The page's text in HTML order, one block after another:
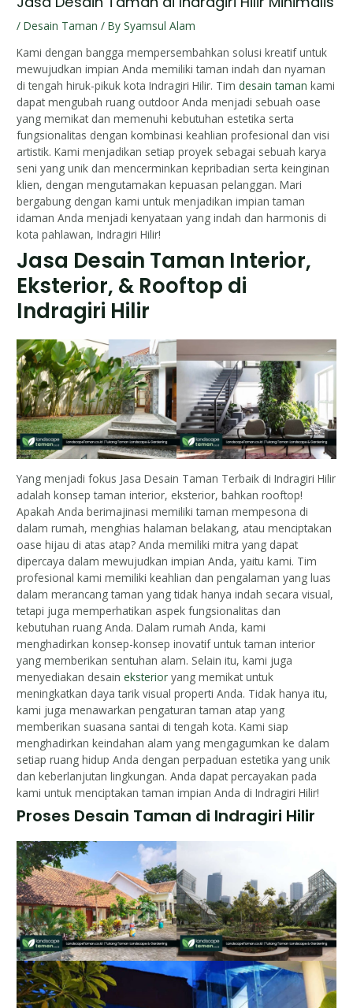
/Desain Taman / BySyamsul Alam
Kami dengan bangga mempersembahkan solusi kreatif untuk
mewujudkan impian Anda memiliki taman indah dan nyaman
di tengah hiruk-pikuk kota Indragiri Hilir. Tim desain taman kami
dapat mengubah ruang outdoor Anda menjadi sebuah oase
yang memikat dan memenuhi kebutuhan estetika serta
fungsionalitas dengan kombinasi keahlian profesional dan visi
artistik. Kami menjadikan setiap proyek sebagai sebuah karya
seni yang unik dan mencerminkan kepribadian serta keinginan
klien, dengan mengutamakan kepuasan pelanggan. Mari
bergabung dengan kami untuk menjadikan impian taman
idaman Anda menjadi kenyataan yang indah dan harmonis di
kota pahlawan, Indragiri Hilir!
Jasa Desain Taman Interior,
Eksterior, & Rooftop di
Indragiri Hilir
Yang menjadi fokus Jasa Desain Taman Terbaik di Indragiri Hilir
adalah konsep taman interior, eksterior, bahkan rooftop!
Apakah Anda berimajinasi memiliki taman mempesona di
dalam rumah, menghias halaman belakang, atau menciptakan
oase hijau di atas atap? Anda memiliki mitra yang dapat
dipercaya dalam mewujudkan impian Anda, yaitu kami. Tim
profesional kami memiliki keahlian dan pengalaman yang luas
dalam merancang taman yang tidak hanya indah secara visual,
tetapi juga memperhatikan aspek fungsionalitas dan
kebutuhan ruang Anda. Dalam rumah Anda, kami
menghadirkan konsep-konsep inovatif untuk taman interior
yang memberikan sentuhan alam. Selain itu, kami juga
menyediakan desaineksterior yang memikat untuk
meningkatkan daya tarik visual properti Anda. Tidak hanya itu,
kami juga menawarkan pengaturan taman atap yang
memberikan suasana santai di tengah kota. Kami siap
menghadirkan keindahan alam yang mengagumkan ke dalam
setiap ruang hidup Anda dengan perpaduan estetika yang unik
dan keberlanjutan lingkungan. Anda dapat percayakan pada
kami untuk menciptakan taman impian Anda di Indragiri Hilir!
Proses Desain Taman di Indragiri Hilir